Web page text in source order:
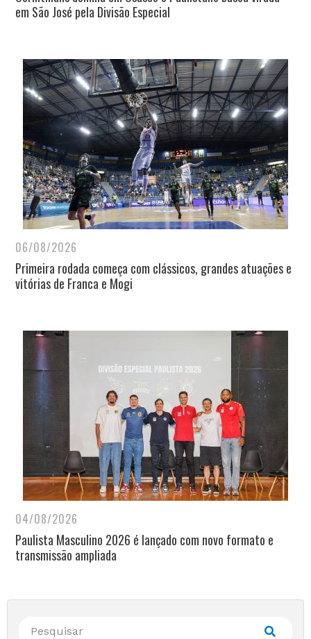
em São José pela Divisão Especial
06/08/2026
Primeira rodada começa com clássicos, grandes atuações e
vitórias de Franca e Mogi
04/08/2026
Paulista Masculino 2026 é lançado com novo formato e
transmissão ampliada